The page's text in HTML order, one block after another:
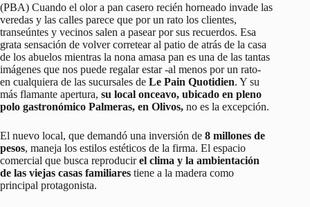
(PBA) Cuando el olor a pan casero recién horneado invade las
veredas y las calles parece que por un rato los clientes,
transeúntes y vecinos salen a pasear por sus recuerdos. Esa
grata sensación de volver corretear al patio de atrás de la casa
de los abuelos mientras la nona amasa pan es una de las tantas
imágenes que nos puede regalar estar -al menos por un rato-
en cualquiera de las sucursales de Le Pain Quotidien. Y su
más flamante apertura, su local onceavo, ubicado en pleno
polo gastronómico Palmeras, en Olivos, no es la excepción.
El nuevo local, que demandó una inversión de 8 millones de
pesos, maneja los estilos estéticos de la firma. El espacio
comercial que busca reproducirel clima y la ambientación
de las viejas casas familiares tiene a la madera como
principal protagonista.